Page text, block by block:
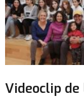
Videoclip